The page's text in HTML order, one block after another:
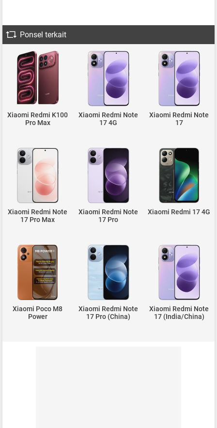
Ponsel terkait
Xiaomi Redmi K100
Pro Max
Xiaomi Redmi Note
17 4G
Xiaomi Redmi Note
17
Xiaomi Redmi Note
17 Pro Max
Xiaomi Redmi Note
17 Pro
Xiaomi Redmi 17 4G
Xiaomi Poco M8
Power
Xiaomi Redmi Note
17 Pro (China)
Xiaomi Redmi Note
17 (India/China)